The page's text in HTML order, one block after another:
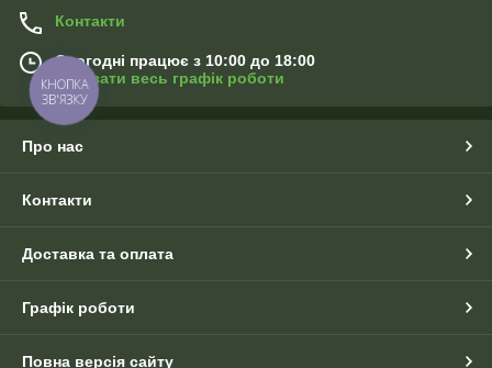
Контакти
Сьогодні працює з 10:00 до 18:00
Показати весь графік роботи
Про нас
Контакти
Доставка та оплата
Графік роботи
Повна версія сайту
КНОПКА
ЗВ'ЯЗКУ